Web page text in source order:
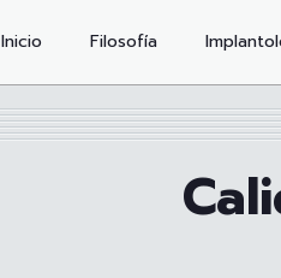
Inicio Filosofía